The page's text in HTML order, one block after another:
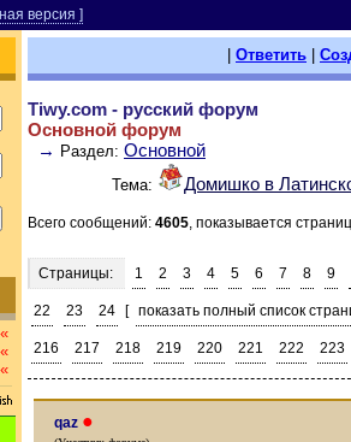
версия ]
«
«
«
Ответить
Tiwy.com - русский форум
Основной форум
→ Раздел: Основной
Тема: Домишко в
Всего сообщений: 4605, показывается
Страницы: 1 2 3 4 5 6 7 8 9
22 23 24 [ показать полный список
216 217 218 219 220 221 222 223
qaz ●